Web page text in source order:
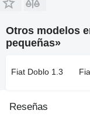
Otros modelos
pequeñas»
Fiat Doblo 1.3
Reseñas